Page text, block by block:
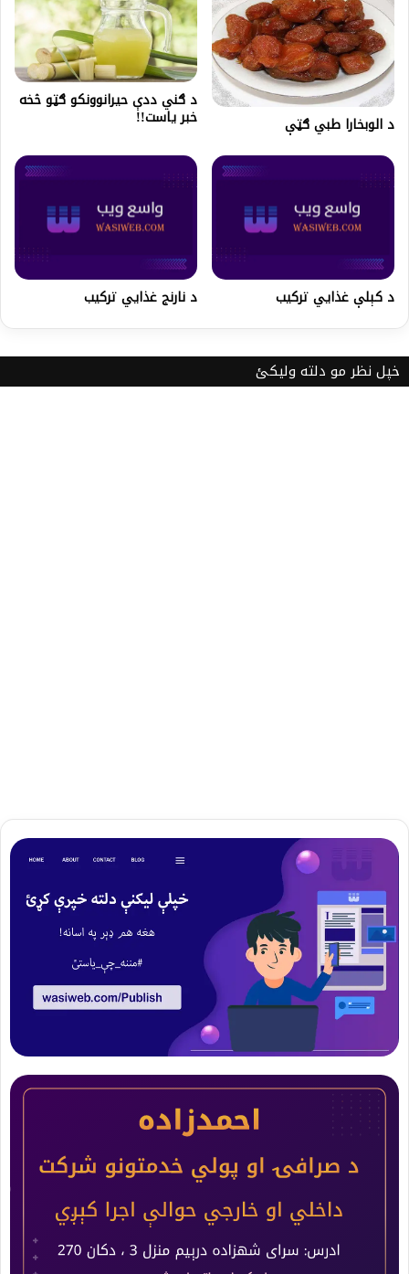
د الوبخارا طبي ګټې
د ګني ددې حیرانوونکو ګټو څخه
خبر یاست!!
د کېلې غذايي ترکیب د نارنج غذايي ترکیب
خپل نظر مو دلته ولیکئ